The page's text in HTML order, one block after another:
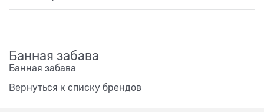
Банная забава
Банная забава
Вернуться к списку брендов